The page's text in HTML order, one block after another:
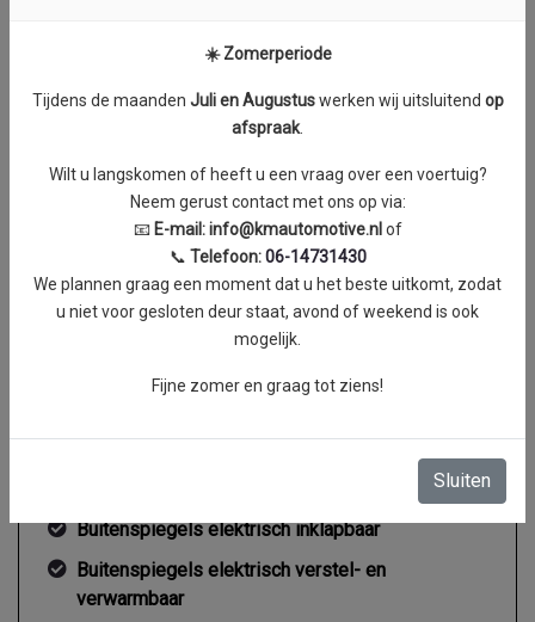
Aantal cilinders
Vermogen
96 kW / 130 PK
Topsnelheid
183 km/h
Acceleratie (0-100 km/h)
10.6 seconden
Koppel
0 Nm
Exterieur
Buitenspiegels elektrisch inklapbaar
Buitenspiegels elektrisch verstel- en
verwarmbaar
☀️ Zomerperiode
Tijdens de maanden Juli en Augustuswerken wij uitsluitend op
afspraak.
Wilt u langskomen of heeft u een vraag over een voertuig?
Neem gerust contact met ons op via:
📧 E-mail:info@kmautomotive.nlof
📞 Telefoon:06-14731430
We plannen graag een moment dat u het beste uitkomt, zodat
u niet voor gesloten deur staat, avond of weekend is ook
mogelijk.
Fijne zomer en graag tot ziens!
Sluiten